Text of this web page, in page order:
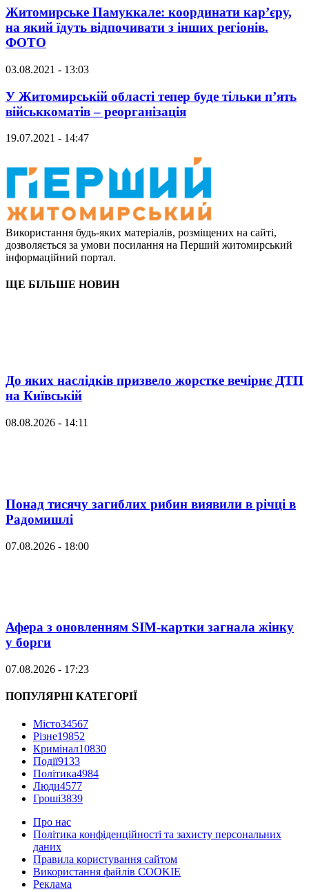
Житомирське Памуккале: координати кар’єру,
на який їдуть відпочивати з інших регіонів.
ФОТО
03.08.2021 - 13:03
У Житомирській області тепер буде тільки п’ять
військкоматів – реорганізація
19.07.2021 - 14:47
Використання будь-яких матеріалів, розміщених на сайті,
дозволяється за умови посилання на Перший житомирський
інформаційний портал.
ЩЕ БІЛЬШЕ НОВИН
До яких наслідків призвело жорстке вечірнє ДТП
на Київській
08.08.2026 - 14:11
Понад тисячу загиблих рибин виявили в річці в
Радомишлі
07.08.2026 - 18:00
Афера з оновленням SIM-картки загнала жінку
у борги
07.08.2026 - 17:23
ПОПУЛЯРНІ КАТЕГОРІЇ
Місто34567
Різне19852
Кримінал10830
Події9133
Політика4984
Люди4577
Гроші3839
Про нас
Політика конфіденційності та захисту персональних
даних
Правила користування сайтом
Використання файлів COOKIE
Реклама